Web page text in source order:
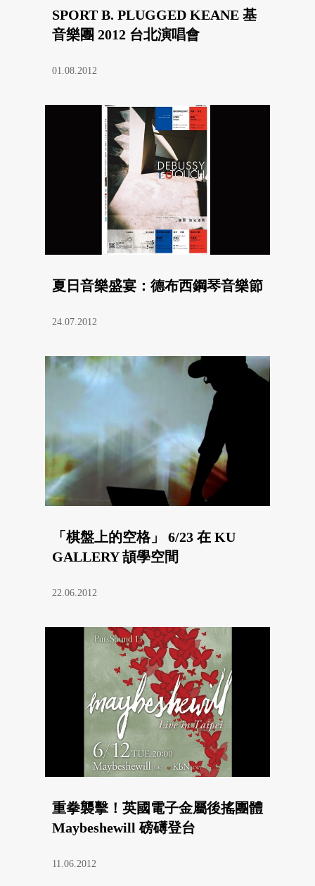
SPORT B. PLUGGED KEANE 基
音樂團 2012 台北演唱會
01.08.2012
夏日音樂盛宴：德布西鋼琴音樂節
24.07.2012
「棋盤上的空格」 6/23 在 KU
GALLERY 頡學空間
22.06.2012
重拳襲擊！英國電子金屬後搖團體
Maybeshewill 磅礡登台
11.06.2012